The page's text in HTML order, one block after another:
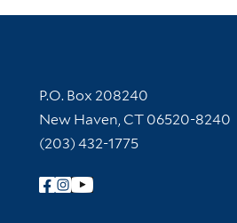
Contact Information
P.O. Box 208240
New Haven, CT 06520-8240
(203) 432-1775
Follow Yale Library